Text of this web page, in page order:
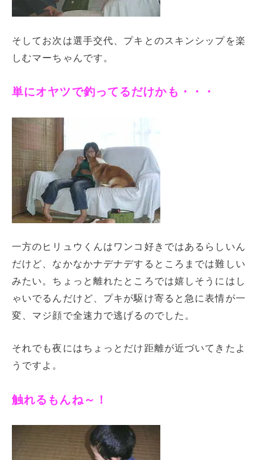
そしてお次は選手交代、プキとのスキンシップを楽
しむマーちゃんです。
単にオヤツで釣ってるだけかも・・・
一方のヒリュウくんはワンコ好きではあるらしいん
だけど、なかなかナデナデするところまでは難しい
みたい。ちょっと離れたところでは嬉しそうにはし
ゃいでるんだけど、プキが駆け寄ると急に表情が一
変、マジ顔で全速力で逃げるのでした。
それでも夜にはちょっとだけ距離が近づいてきたよ
うですよ。
触れるもんね～！